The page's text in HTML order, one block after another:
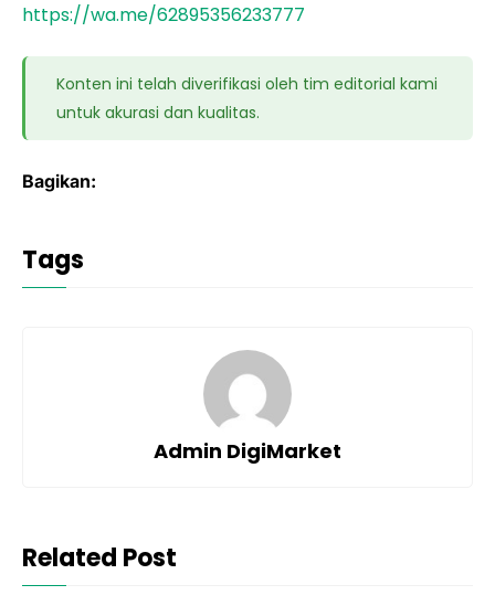
https://wa.me/62895356233777
Konten ini telah diverifikasi oleh tim editorial kami
untuk akurasi dan kualitas.
Bagikan:
Tags
Admin DigiMarket
Related Post